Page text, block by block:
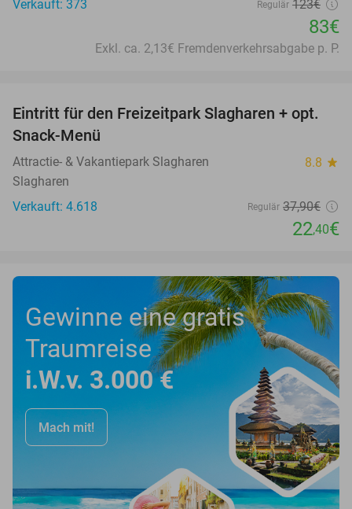
Verkauft: 373 Regulär 123€
83€
Exkl. ca. 2,13€ Fremdenverkehrsabgabe p. P.
41%
Eintritt für den Freizeitpark Slagharen + opt.
Snack-Menü
Attractie- & Vakantiepark Slagharen 8.8 star
Slagharen
Verkauft: 4.618
Regulär 37,90€
22,40€
Gewinne eine gratis
Traumreise
i.W.v. 3.000 €
Mach mit!